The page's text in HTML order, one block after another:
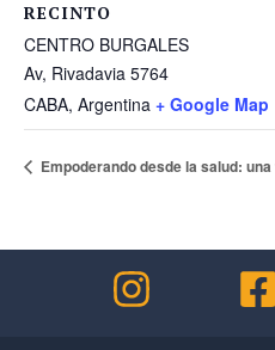
RECINTO
CENTRO BURGALES
Av, Rivadavia 5764
CABA, Argentina + Google Map
Empoderando desde la salud: